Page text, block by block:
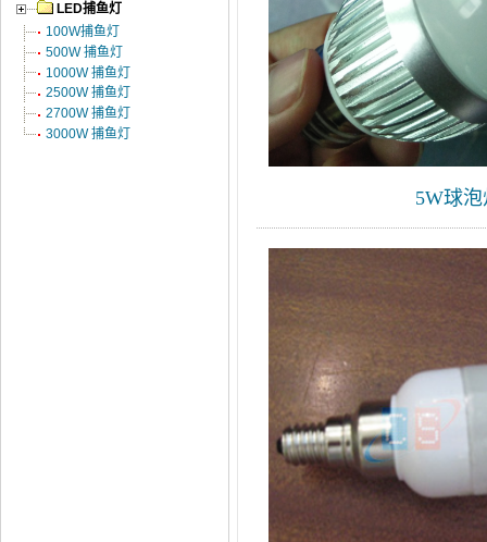
LED捕鱼灯
100W捕鱼灯
500W 捕鱼灯
1000W 捕鱼灯
2500W 捕鱼灯
2700W 捕鱼灯
3000W 捕鱼灯
5W球泡